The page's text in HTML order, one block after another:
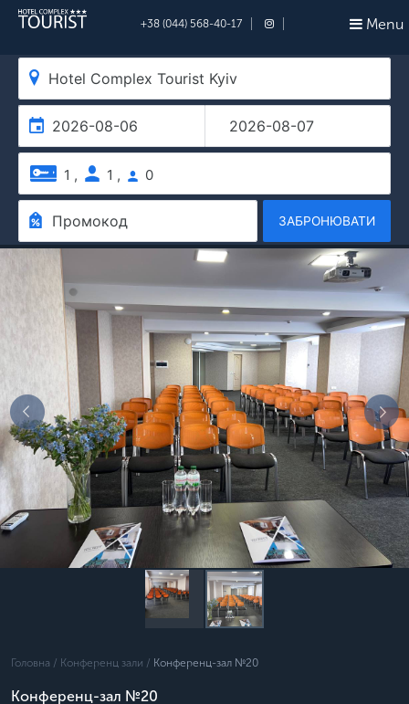
+38 (044) 568-40-17 Menu
Головна / Конференц зали / Конференц-зал №20
Конференц-зал №20